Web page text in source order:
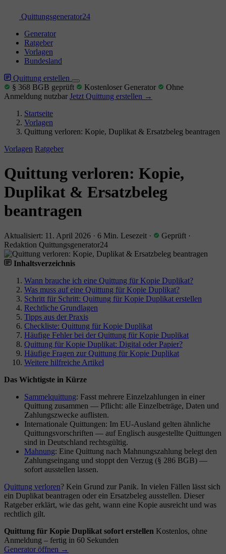
Quittungsgenerator24
Generator
Ratgeber
Vorlagen
Bundesland
Quittung erstellen
§ 368 BGB geprüft
Kostenloser Generator
Ohne
Anmeldung nutzbar Jetzt Quittung erstellen →
Startseite
Vorlagen
Quittung verloren: Kopie, Duplikat & Ersatzbeleg beantragen
Vorlagen Ratgeber
Quittung verloren: Kopie,
Duplikat & Ersatzbeleg
beantragen
Aktualisiert: 11. April 2026 · 6 Min. Lesezeit · Geprüft ·
Redaktion Quittungsgenerator24
Inhaltsverzeichnis
Wann brauche ich eine Quittung für Kopie Duplikat?
Was muss auf eine Quittung für Kopie Duplikat?
Schritt für Schritt: Quittung für Kopie Duplikat erstellen
Rechtliche Grundlagen
Tipps aus der Praxis
Checkliste: Quittung für Kopie Duplikat
Häufige Fehler bei der Quittung für Kopie Duplikat
Quittung für Kopie Duplikat: Digital oder Papier?
Häufige Fragen zur Quittung für Kopie Duplikat
Weitere hilfreiche Artikel
Das Wichtigste in Kürze
Sammelquittung: Fasst mehrere Einzelzahlungen in einer
Quittung zusammen — Pflicht: alle Einzelbeträge, Daten und
Zahlungszwecke auflisten.
Internationale Quittungen: Im EU-Ausland gelten ähnliche
Quittungsvorschriften — auf Englisch ausgestellte Quittungen
sind in Deutschland rechtsgültig.
Mahnung: Eine Quittung nach Mahnungszahlung belegt den
Zahlungseingang und stoppt den Verzug (§ 286 BGB) —
sofort ausstellen lassen.
Quittung verloren? Kein Grund zur Panik. In vielen Fällen lässt sich
ein Duplikat beantragen oder ein Ersatzbeleg ausstellen. Dieser
Ratgeber erklärt, wie das geht, wann eine Kopie ausreicht und was
rechtlich gilt.
Quittung für Kopie Duplikat sofort erstellen Kostenlos, ohne
Anmeldung – fertig in 60 Sekunden
Generator öffnen →